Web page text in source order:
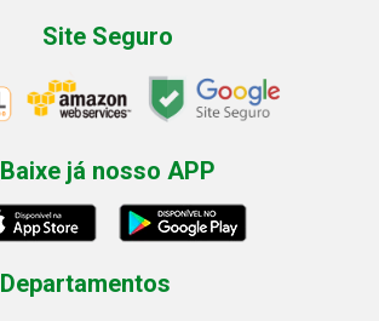
Site Seguro
Baixe já nosso APP
Departamentos